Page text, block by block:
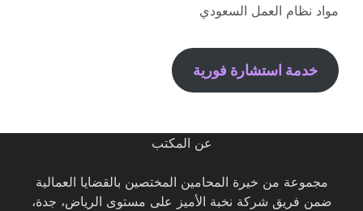
مواد نظام العمل السعودي
خدمة استشارة فورية
عن المكتب
مجموعة من خيرة المحامين المختصين بالقضايا العمالية
ضمن فريق شركة نخبة الأميز على مستوى الرياض، جدة،